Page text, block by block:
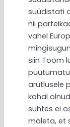
süüdistati
nii
vahel
siin Toom
arutlusele
kohal
suhtes ei
mäleta, et